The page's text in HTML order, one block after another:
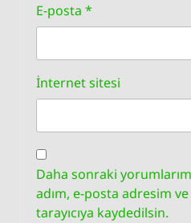
E-posta *
İnternet sitesi
Daha sonraki
adım, e-posta adresim
tarayıcıya kaydedilsin.